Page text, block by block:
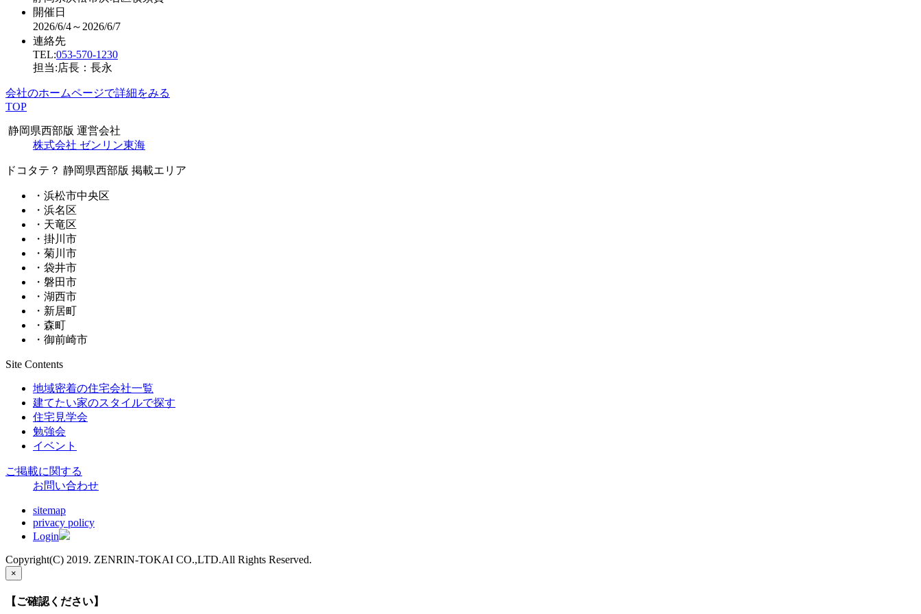
開催日
2026/6/4～2026/6/7
連絡先
TEL:053-570-1230
担当:店長：長永
会社のホームページで詳細をみる
TOP
静岡県西部版 運営会社
株式会社 ゼンリン東海
ドコタテ？ 静岡県西部版 掲載エリア
・浜松市中央区
・浜名区
・天竜区
・掛川市
・菊川市
・袋井市
・磐田市
・湖西市
・新居町
・森町
・御前崎市
Site Contents
地域密着の住宅会社一覧
建てたい家のスタイルで探す
住宅見学会
勉強会
イベント
ご掲載に関する
お問い合わせ
sitemap
privacy policy
Login
Copyright(C) 2019. ZENRIN-TOKAI CO.,LTD.All Rights Reserved.
×
【ご確認ください】